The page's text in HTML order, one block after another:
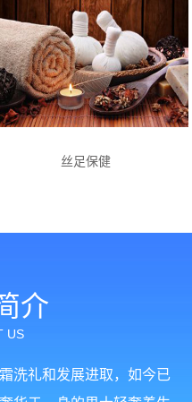
丝足保健
介
US
洗礼和发展进取，如今已